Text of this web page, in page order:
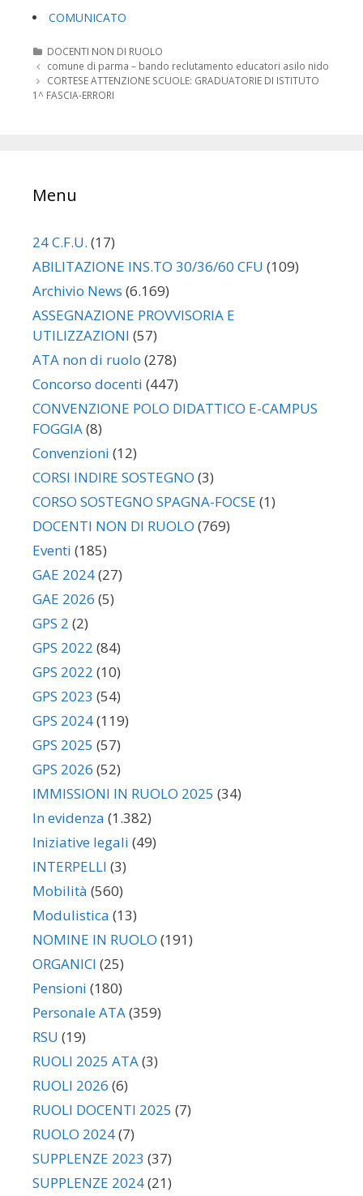
COMUNICATO
Categorie
DOCENTI NON DI RUOLO
Navigazione
articolo
comune di parma – bando reclutamento educatori asilo nido
CORTESE ATTENZIONE SCUOLE: GRADUATORIE DI ISTITUTO
1^ FASCIA-ERRORI
Menu
24 C.F.U. (17)
ABILITAZIONE INS.TO 30/36/60 CFU (109)
Archivio News (6.169)
ASSEGNAZIONE PROVVISORIA E
UTILIZZAZIONI (57)
ATA non di ruolo (278)
Concorso docenti (447)
CONVENZIONE POLO DIDATTICO E-CAMPUS
FOGGIA(8)
Convenzioni (12)
CORSI INDIRE SOSTEGNO (3)
CORSO SOSTEGNO SPAGNA-FOCSE (1)
DOCENTI NON DI RUOLO (769)
Eventi (185)
GAE 2024(27)
GAE 2026 (5)
GPS 2 (2)
GPS 2022 (84)
GPS 2022 (10)
GPS 2023 (54)
GPS 2024(119)
GPS 2025 (57)
GPS 2026 (52)
IMMISSIONI IN RUOLO 2025 (34)
In evidenza (1.382)
Iniziative legali (49)
INTERPELLI (3)
Mobilità (560)
Modulistica (13)
NOMINE IN RUOLO (191)
ORGANICI (25)
Pensioni (180)
Personale ATA(359)
RSU (19)
RUOLI 2025 ATA(3)
RUOLI 2026 (6)
RUOLI DOCENTI 2025 (7)
RUOLO 2024(7)
SUPPLENZE 2023 (37)
SUPPLENZE 2024(21)